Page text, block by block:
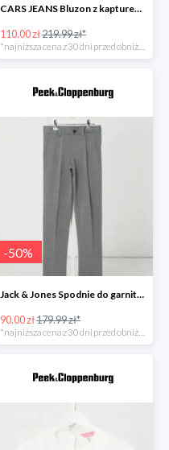
CARS JEANS Bluzon z kapturem model ‘Carito’ -49%
110.00 zł219.99 zł*
*najniższa cena z 30 dni przed obniżką
-50%
Jack & Jones Spodnie do garnituru o wąskim kroju model ‘Steven’ -49%
90.00 zł179.99 zł*